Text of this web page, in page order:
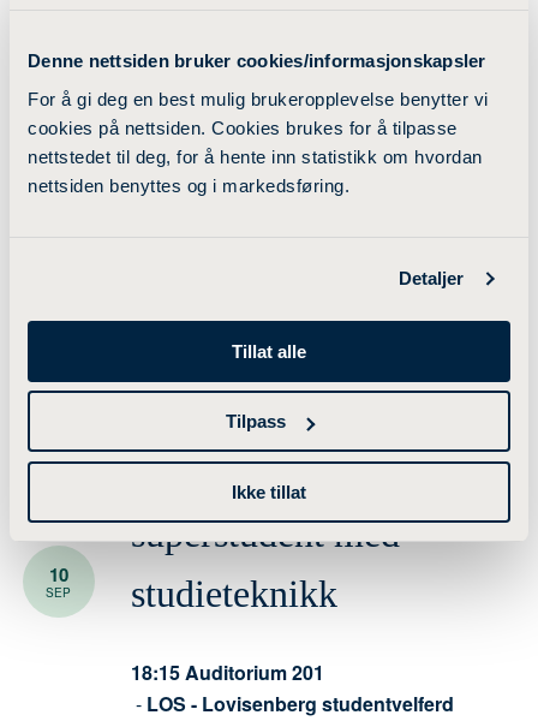
Denne nettsiden bruker cookies/informasjonskapsler
For å gi deg en best mulig brukeropplevelse benytter vi
cookies på nettsiden. Cookies brukes for å tilpasse
nettstedet til deg, for å hente inn statistikk om hvordan
nettsiden benyttes og i markedsføring.
Detaljer
Tillat alle
Tilpass
Ikke tillat
Bli kjent-kveld med
16:00Kantina
LOS - Lovisenberg studentvelferd
10
SEP
Hvordan bli en
superstudent med
studieteknikk
18:15Auditorium 201
- LOS - Lovisenberg studentvelferd